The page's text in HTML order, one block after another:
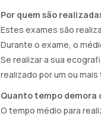
Por quem são
Estes exames são
Durante o exame, o
Se realizar a sua
realizado por um ou
Quanto tempo demora
O tempo médio para